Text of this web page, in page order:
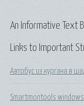
Links to Important
Автобус из кургана в
Smartmontools windows
An Informative Text